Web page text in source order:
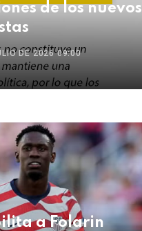
de los nuevos
DE 2026 09:00
a Folarin